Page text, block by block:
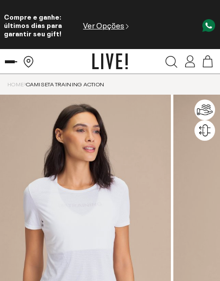
Compre e ganhe:
últimos dias para
garantir seu gift!
Ver Opções
HOME CAMISETA TRAINING ACTION